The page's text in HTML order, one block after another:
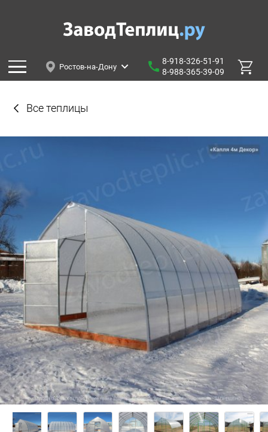
Ростов-на-Дону
8-918-326-51-91
8-988-365-39-09
Все теплицы